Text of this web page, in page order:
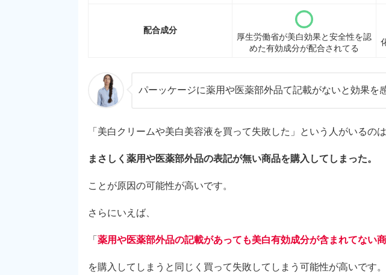
配合成分
厚生労働省が美白効果と安全性を認
めた有効成分が配合されてる
パーッケージに薬用や医薬部外品て記載がないと効果を
「美白クリームや美白美容液を買って失敗した」という人がいるのは
まさしく薬用や医薬部外品の表記が無い商品を購入してしまった。
ことが原因の可能性が高いです。
さらにいえば、
「 薬用や医薬部外品の記載があっても美白有効成分が含まれてない
を購入してしまうと同じく買って失敗してしまう可能性が高いです。